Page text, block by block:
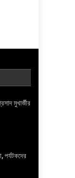
মুখার্জীর
পর্যটকদের